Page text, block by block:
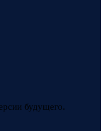
будущего.